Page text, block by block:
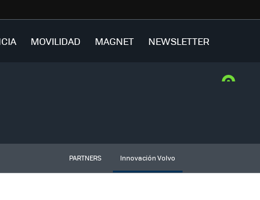
MOVILIDAD MAGNET NEWSLETTER
PARTNERS Innovación Volvo